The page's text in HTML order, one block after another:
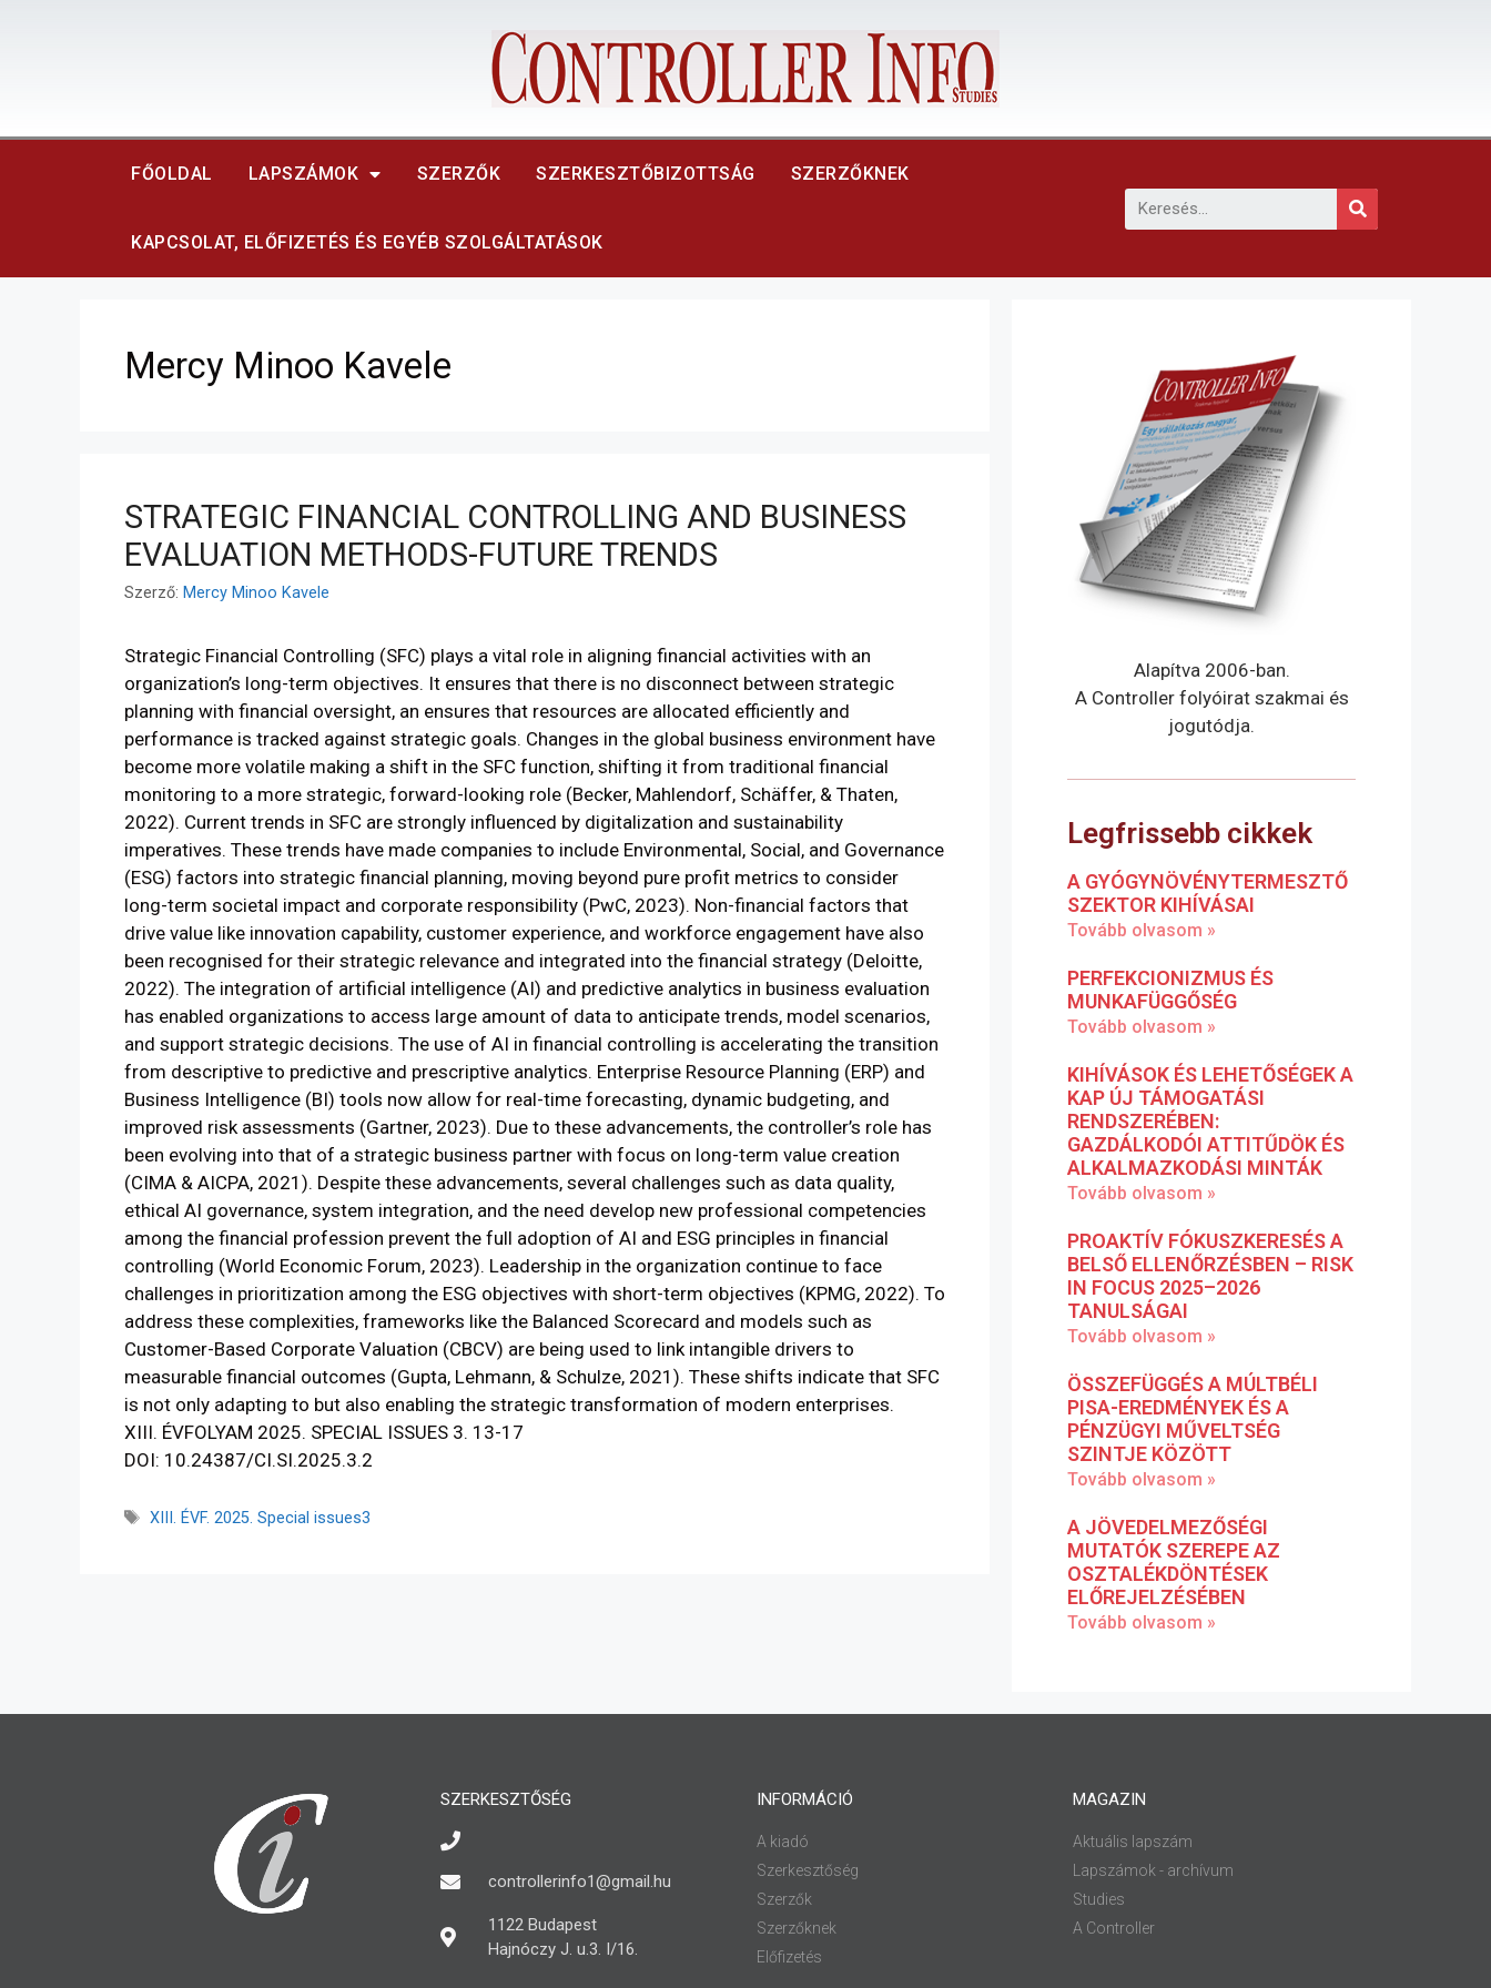
FŐOLDAL LAPSZÁMOK SZERZŐK SZERKESZTŐBIZOTTSÁG SZERZŐKNEK
KAPCSOLAT, ELŐFIZETÉS ÉS EGYÉB SZOLGÁLTATÁSOK
Mercy Minoo Kavele
STRATEGIC FINANCIAL CONTROLLING AND BUSINESS
EVALUATION METHODS-FUTURE TRENDS
Szerző: Mercy Minoo Kavele
Strategic Financial Controlling (SFC) plays a vital role in aligning financial activities with an
organization’s long-term objectives. It ensures that there is no disconnect between strategic
planning with financial oversight, an ensures that resources are allocated efficiently and
performance is tracked against strategic goals. Changes in the global business environment have
become more volatile making a shift in the SFC function, shifting it from traditional financial
monitoring to a more strategic, forward-looking role (Becker, Mahlendorf, Schäffer, & Thaten,
2022). Current trends in SFC are strongly influenced by digitalization and sustainability
imperatives. These trends have made companies to include Environmental, Social, and Governance
(ESG) factors into strategic financial planning, moving beyond pure profit metrics to consider
long-term societal impact and corporate responsibility (PwC, 2023). Non-financial factors that
drive value like innovation capability, customer experience, and workforce engagement have also
been recognised for their strategic relevance and integrated into the financial strategy (Deloitte,
2022). The integration of artificial intelligence (AI) and predictive analytics in business evaluation
has enabled organizations to access large amount of data to anticipate trends, model scenarios,
and support strategic decisions. The use of AI in financial controlling is accelerating the transition
from descriptive to predictive and prescriptive analytics. Enterprise Resource Planning (ERP) and
Business Intelligence (BI) tools now allow for real-time forecasting, dynamic budgeting, and
improved risk assessments (Gartner, 2023). Due to these advancements, the controller’s role has
been evolving into that of a strategic business partner with focus on long-term value creation
(CIMA & AICPA, 2021). Despite these advancements, several challenges such as data quality,
ethical AI governance, system integration, and the need develop new professional competencies
among the financial profession prevent the full adoption of AI and ESG principles in financial
controlling (World Economic Forum, 2023). Leadership in the organization continue to face
challenges in prioritization among the ESG objectives with short-term objectives (KPMG, 2022). To
address these complexities, frameworks like the Balanced Scorecard and models such as
Customer-Based Corporate Valuation (CBCV) are being used to link intangible drivers to
measurable financial outcomes (Gupta, Lehmann, & Schulze, 2021). These shifts indicate that SFC
is not only adapting to but also enabling the strategic transformation of modern enterprises.
XIII. ÉVFOLYAM 2025. SPECIAL ISSUES 3. 13-17
DOI: 10.24387/CI.SI.2025.3.2
XIII. ÉVF. 2025. Special issues3
Alapítva 2006-ban.
A Controller folyóirat szakmai és
jogutódja.
Legfrissebb cikkek
A GYÓGYNÖVÉNYTERMESZTŐ
SZEKTOR KIHÍVÁSAI
Tovább olvasom »
PERFEKCIONIZMUS ÉS
MUNKAFÜGGŐSÉG
Tovább olvasom »
KIHÍVÁSOK ÉS LEHETŐSÉGEK A
KAP ÚJ TÁMOGATÁSI
RENDSZERÉBEN:
GAZDÁLKODÓI ATTITŰDÖK ÉS
ALKALMAZKODÁSI MINTÁK
Tovább olvasom »
PROAKTÍV FÓKUSZKERESÉS A
BELSŐ ELLENŐRZÉSBEN – RISK
IN FOCUS 2025–2026
TANULSÁGAI
Tovább olvasom »
ÖSSZEFÜGGÉS A MÚLTBÉLI
PISA-EREDMÉNYEK ÉS A
PÉNZÜGYI MŰVELTSÉG
SZINTJE KÖZÖTT
Tovább olvasom »
A JÖVEDELMEZŐSÉGI
MUTATÓK SZEREPE AZ
OSZTALÉKDÖNTÉSEK
ELŐREJELZÉSÉBEN
Tovább olvasom »
SZERKESZTŐSÉG
controllerinfo1@gmail.hu
1122 Budapest
Hajnóczy J. u.3. I/16.
INFORMÁCIÓ
A kiadó
Szerkesztőség
Szerzők
Szerzőknek
Előfizetés
MAGAZIN
Aktuális lapszám
Lapszámok - archívum
Studies
A Controller